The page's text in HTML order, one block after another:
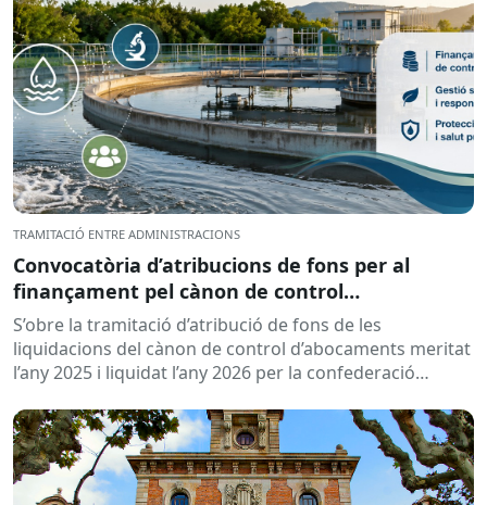
TRAMITACIÓ ENTRE ADMINISTRACIONS
Convocatòria d’atribucions de fons per al
finançament pel cànon de control
d’abocaments meritat l’any 2025 i liquidat l’any
2026
S’obre la tramitació d’atribució de fons de les
liquidacions del cànon de control d’abocaments meritat
l’any 2025 i liquidat l’any 2026 per la confederació